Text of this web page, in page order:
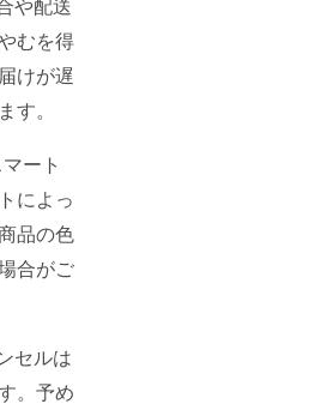
むを得
けが遅
す。
ート
によっ
品の色
合がご
セルは
。予め